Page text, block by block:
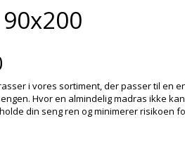
i vores sortiment, der passer til en
Hvor en almindelig madras ikke
din seng ren og minimerer risikoen